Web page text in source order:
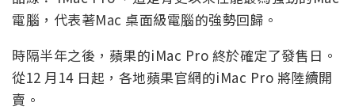
電腦，代表著Mac 桌面級電腦的強勢回歸。
時隔半年之後，蘋果的iMac Pro 終於確定了發售日。
從12 月14 日起，各地蘋果官網的iMac Pro 將陸續開
賣。